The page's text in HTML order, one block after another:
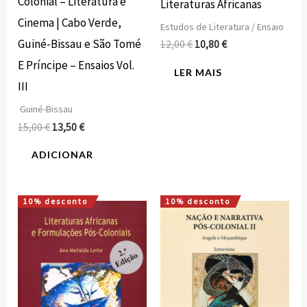
Cinema | Cabo Verde,
Guiné-Bissau e São Tomé
E Príncipe – Ensaios Vol.
III
Guiné-Bissau
15,00€ 13,50€
ADICIONAR
Literaturas Africanas
Estudos de Literatura / Ensaio
12,00€ 10,80€
LER MAIS
10% desconto
O
preço
original
era:
O
preço
atual
é:
10,80 €.
10% desconto
O
preço
original
era:
16,00 €.
O
preço
atual
é:
14,40 €.